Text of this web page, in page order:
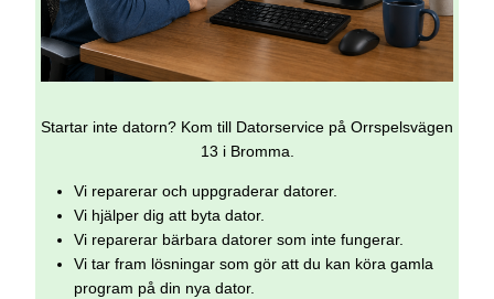
Startar inte datorn? Kom till Datorservice på Orrspelsvägen
13 i Bromma.
Vi reparerar och uppgraderar datorer.
Vi hjälper dig att byta dator.
Vi reparerar bärbara datorer som inte fungerar.
Vi tar fram lösningar som gör att du kan köra gamla
program på din nya dator.